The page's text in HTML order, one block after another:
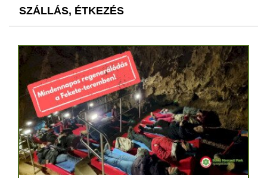
SZÁLLÁS, ÉTKEZÉS